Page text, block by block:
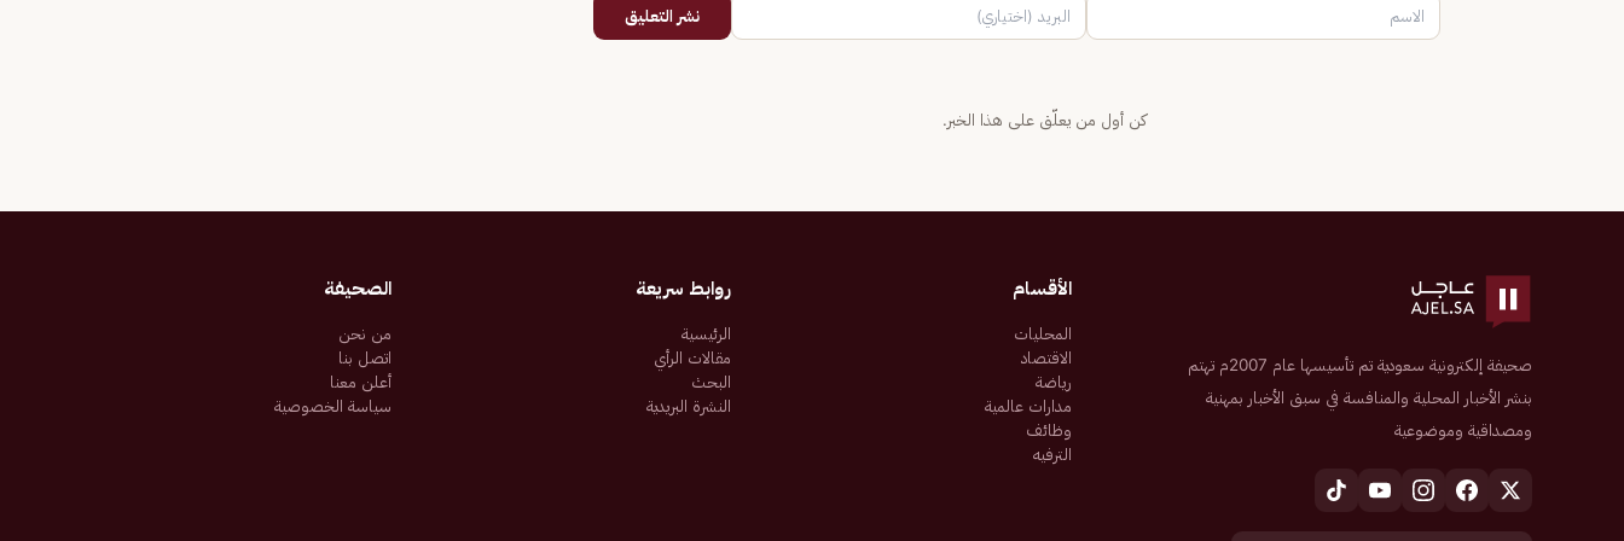
نشر التعليق
كن أول من يعلّق على هذا الخبر.
صحيفة إلكترونية سعودية تم تأسيسها عام 2007م تهتم
بنشر الأخبار المحلية والمنافسة في سبق الأخبار بمهنية
ومصداقية وموضوعية
الأقسام
المحليات
الاقتصاد
رياضة
مدارات عالمية
وظائف
الترفيه
روابط سريعة
الرئيسية
مقالات الرأي
البحث
النشرة البريدية
الصحيفة
من نحن
اتصل بنا
أعلن معنا
سياسة الخصوصية